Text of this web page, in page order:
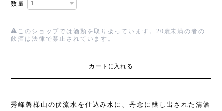
数量
このショップでは酒類を取り扱っています。20歳未満の者の
飲酒は法律で禁止されています。
カートに入れる
秀峰磐梯山の伏流水を仕込み水に、丹念に醸し出された清酒